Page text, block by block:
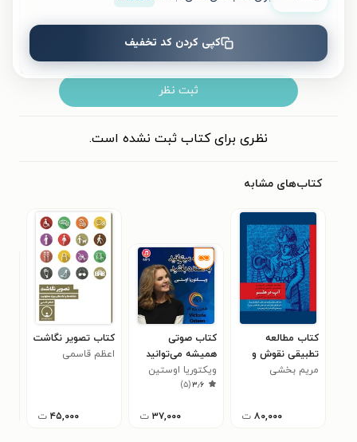
ثبت نظر
نظری برای کتاب ثبت نشده است.
کتاب‌های مشابه
کتاب مطالعه
تطبیقی نقوش و
نمادهای اساطیری
مریم بخشی
۸۰,۰۰۰ ت
کتاب صوتی
همیشه می‌توانید
بخشنده باشید
ویکتوریا اوستین
۳٫۶(۵)
۳۷,۰۰۰ ت
کتاب تصویر نگاشت
اعظم قاسمی
۴۵,۰۰۰ ت
کپی کردن کد تخفیف